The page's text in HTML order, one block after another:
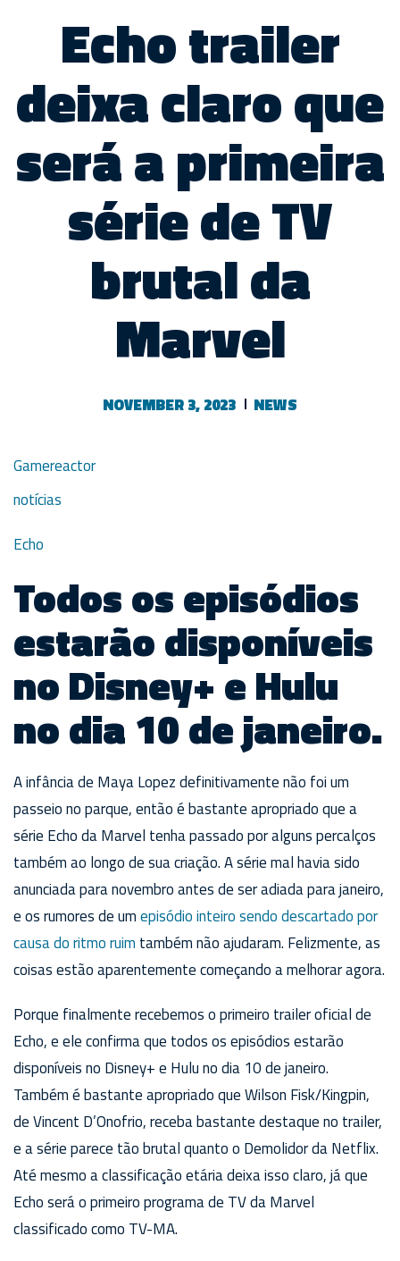
Echo trailer
deixa claro que
será a primeira
série de TV
brutal da
Marvel
NOVEMBER 3, 2023 NEWS
Gamereactor
notícias
Echo
Todos os episódios
estarão disponíveis
no Disney+ e Hulu
no dia 10 de janeiro.
A infância de Maya Lopez definitivamente não foi um
passeio no parque, então é bastante apropriado que a
série Echo da Marvel tenha passado por alguns percalços
também ao longo de sua criação. A série mal havia sido
anunciada para novembro antes de ser adiada para janeiro,
e os rumores de umepisódio inteiro sendo descartado por
causa do ritmo ruim também não ajudaram. Felizmente, as
coisas estão aparentemente começando a melhorar agora.
Porque finalmente recebemos o primeiro trailer oficial de
Echo, e ele confirma que todos os episódios estarão
disponíveis no Disney+ e Hulu no dia 10 de janeiro.
Também é bastante apropriado que Wilson Fisk/Kingpin,
de Vincent D’Onofrio, receba bastante destaque no trailer,
e a série parece tão brutal quanto o Demolidor da Netflix.
Até mesmo a classificação etária deixa isso claro, já que
Echo será o primeiro programa de TV da Marvel
classificado como TV-MA.